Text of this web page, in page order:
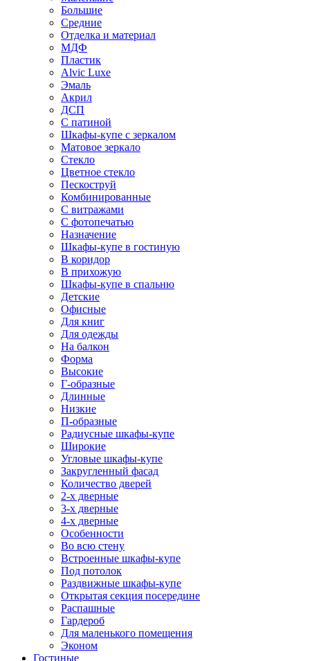
Большие
Средние
Отделка и материал
МДФ
Пластик
Alvic Luxe
Эмаль
Акрил
ДСП
С патиной
Шкафы-купе с зеркалом
Матовое зеркало
Стекло
Цветное стекло
Пескоструй
Комбинированные
С витражами
С фотопечатью
Назначение
Шкафы-купе в гостиную
В коридор
В прихожую
Шкафы-купе в спальню
Детские
Офисные
Для книг
Для одежды
На балкон
Форма
Высокие
Г-образные
Длинные
Низкие
П-образные
Радиусные шкафы-купе
Широкие
Угловые шкафы-купе
Закругленный фасад
Количество дверей
2-х дверные
3-х дверные
4-х дверные
Особенности
Во всю стену
Встроенные шкафы-купе
Под потолок
Раздвижные шкафы-купе
Открытая секция посередине
Распашные
Гардероб
Для маленького помещения
Эконом
Гостиные